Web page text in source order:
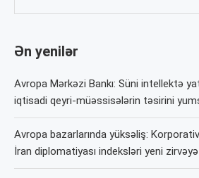
Ən yenilər
Avropa Mərkəzi Bankı: Süni intellektə
iqtisadi qeyri-müəssisələrin təsirini
Avropa bazarlarında yüksəliş:
İran diplomatiyası indeksləri yeni zirvəyə